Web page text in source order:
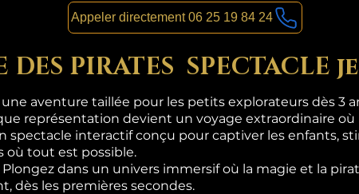
Appeler directement 06 25 19 84 24
DES PIRATES
aventure taillée pour les petits explorateurs dès 3
représentation devient un voyage extraordinaire
spectacle interactif conçu pour captiver les enfants,
où tout est possible.
dans un univers immersif où la magie et la
dès les premières secondes.